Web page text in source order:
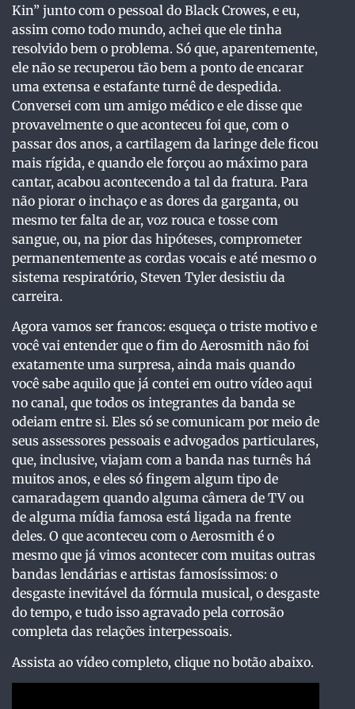
Kin” junto com o pessoal do Black Crowes, e eu,
assim como todo mundo, achei que ele tinha
resolvido bem o problema. Só que, aparentemente,
ele não se recuperou tão bem a ponto de encarar
uma extensa e estafante turnê de despedida.
Conversei com um amigo médico e ele disse que
provavelmente o que aconteceu foi que, com o
passar dos anos, a cartilagem da laringe dele ficou
mais rígida, e quando ele forçou ao máximo para
cantar, acabou acontecendo a tal da fratura. Para
não piorar o inchaço e as dores da garganta, ou
mesmo ter falta de ar, voz rouca e tosse com
sangue, ou, na pior das hipóteses, comprometer
permanentemente as cordas vocais e até mesmo o
sistema respiratório, Steven Tyler desistiu da
carreira.
Agora vamos ser francos: esqueça o triste motivo e
você vai entender que o fim do Aerosmith não foi
exatamente uma surpresa, ainda mais quando
você sabe aquilo que já contei em outro vídeo aqui
no canal, que todos os integrantes da banda se
odeiam entre si. Eles só se comunicam por meio de
seus assessores pessoais e advogados particulares,
que, inclusive, viajam com a banda nas turnês há
muitos anos, e eles só fingem algum tipo de
camaradagem quando alguma câmera de TV ou
de alguma mídia famosa está ligada na frente
deles. O que aconteceu com o Aerosmith é o
mesmo que já vimos acontecer com muitas outras
bandas lendárias e artistas famosíssimos: o
desgaste inevitável da fórmula musical, o desgaste
do tempo, e tudo isso agravado pela corrosão
completa das relações interpessoais.
Assista ao vídeo completo, clique no botão abaixo.